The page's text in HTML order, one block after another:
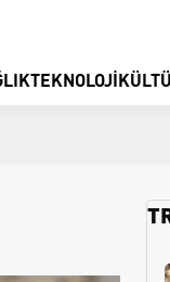
TEKNOLOJI